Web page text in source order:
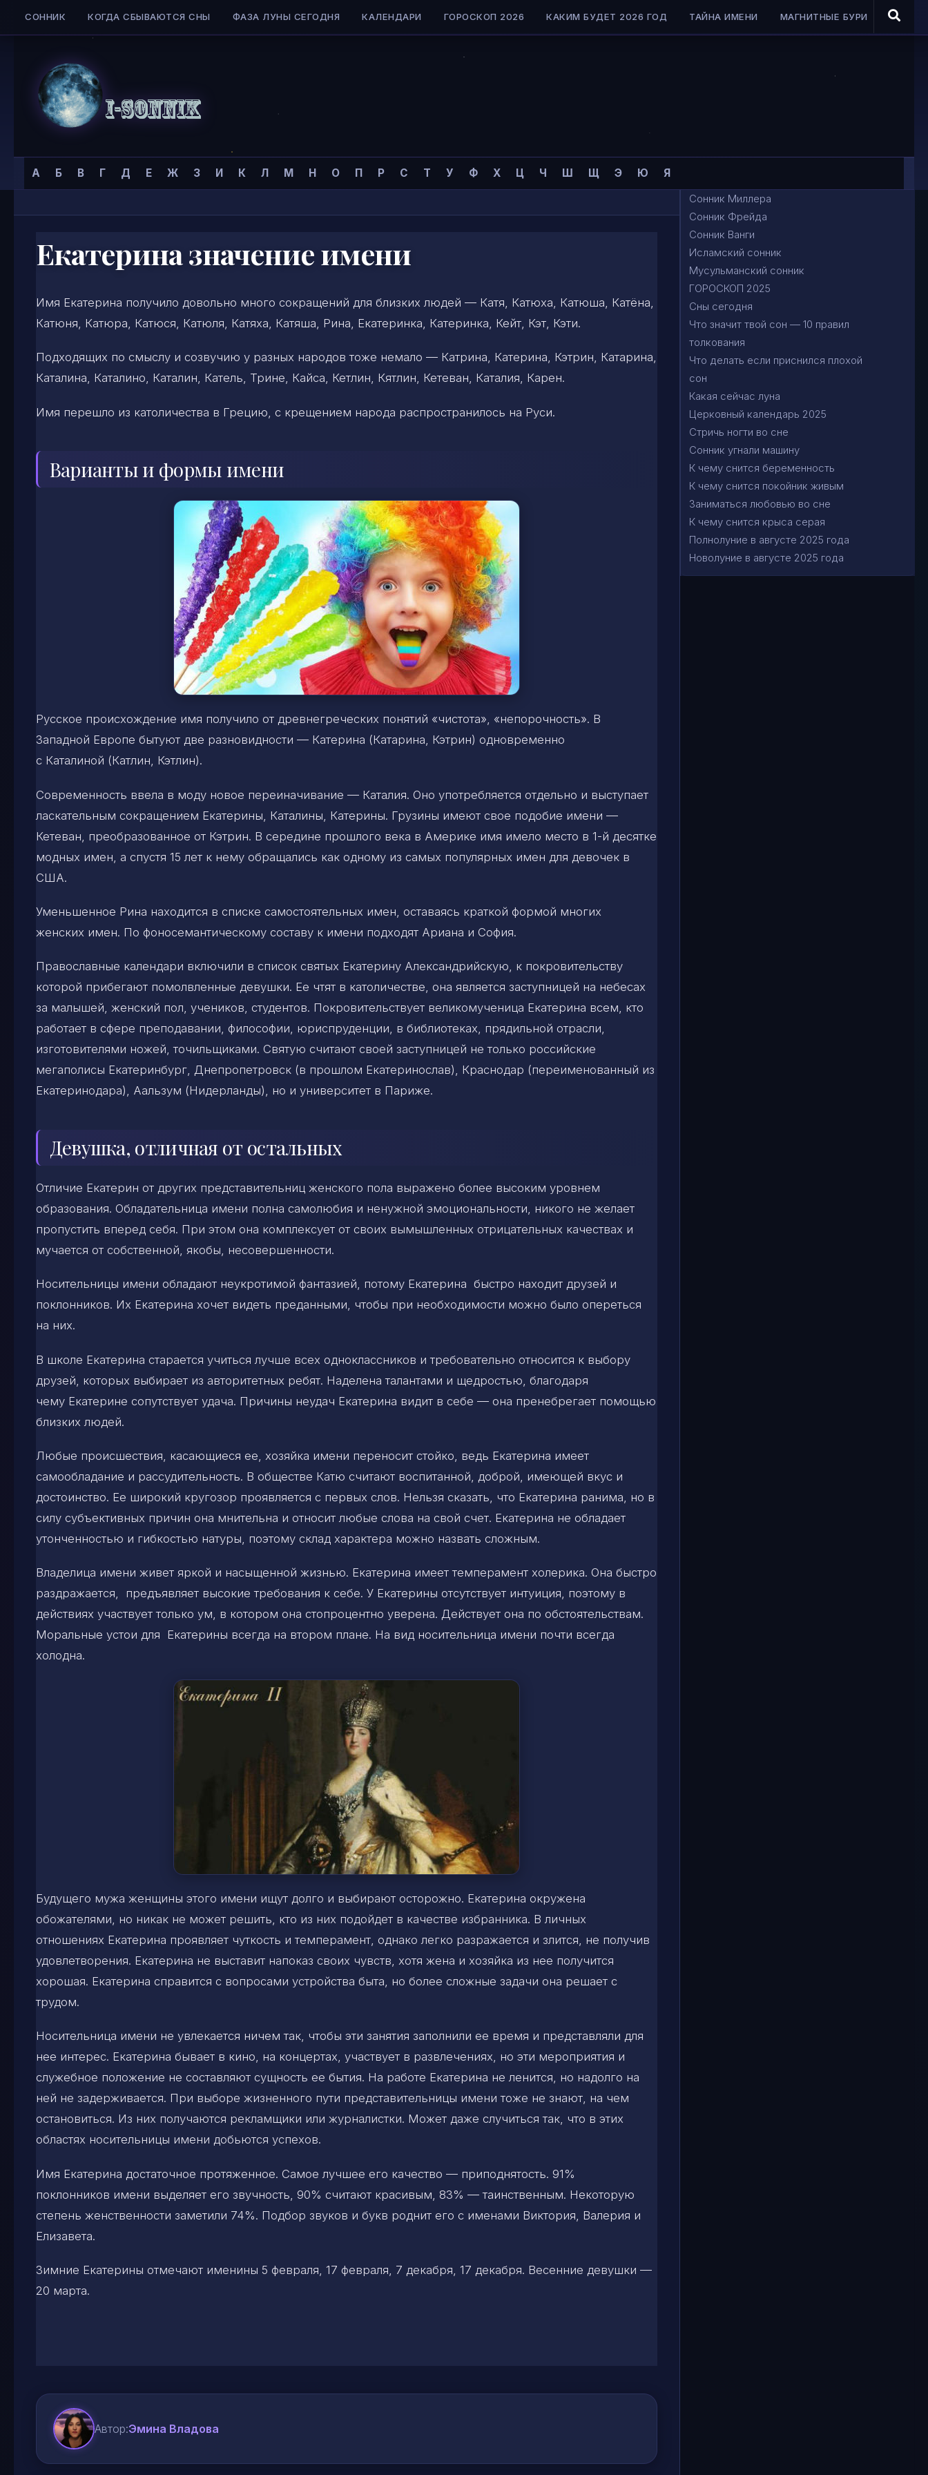
Skip to content
СОННИК КОГДА СБЫВАЮТСЯ СНЫ ФАЗА ЛУНЫ СЕГОДНЯ КАЛЕНДАРИ ГОРОСКОП 2026 КАКИМ БУДЕТ 2026 ГОД ТАЙНА ИМЕНИ МАГНИТНЫЕ БУРИ
Сонник
I-
А Б В Г Д Е Ж З И К Л М Н О П Р С Т У Ф Х Ц Ч Ш Щ Э Ю Я
Главная страница »Тайна имени »Имена для женщин»
Екатерина значение имени
Имя Екатерина получило довольно много сокращений для близких людей — Катя, Катюха, Катюша, Катёна,
Катюня, Катюра, Катюся, Катюля, Катяха, Катяша, Рина, Екатеринка, Катеринка, Кейт, Кэт, Кэти.
Подходящих по смыслу и созвучию у разных народов тоже немало — Катрина, Катерина, Кэтрин, Катарина,
Каталина, Каталино, Каталин, Катель, Трине, Кайса, Кетлин, Кятлин, Кетеван, Каталия, Карен.
Имя перешло из католичества в Грецию, с крещением народа распространилось на Руси.
Варианты и формы имени
Русское происхождение имя получило от древнегреческих понятий «чистота», «непорочность». В
Западной Европе бытуют две разновидности — Катерина (Катарина, Кэтрин) одновременно
с Каталиной (Катлин, Кэтлин).
Современность ввела в моду новое переиначивание — Каталия. Оно употребляется отдельно и выступает
ласкательным сокращением Екатерины, Каталины, Катерины. Грузины имеют свое подобие имени —
Кетеван, преобразованное от Кэтрин. В середине прошлого века в Америке имя имело место в 1-й десятке
модных имен, а спустя 15 лет к нему обращались как одному из самых популярных имен для девочек в
США.
Уменьшенное Рина находится в списке самостоятельных имен, оставаясь краткой формой многих
женских имен. По фоносемантическому составу к имени подходят Ариана и София.
Православные календари включили в список святых Екатерину Александрийскую, к покровительству
которой прибегают помолвленные девушки. Ее чтят в католичестве, она является заступницей на небесах
за малышей, женский пол, учеников, студентов. Покровительствует великомученица Екатерина всем, кто
работает в сфере преподавании, философии, юриспруденции, в библиотеках, прядильной отрасли,
изготовителями ножей, точильщиками. Святую считают своей заступницей не только российские
мегаполисы Екатеринбург, Днепропетровск (в прошлом Екатеринослав), Краснодар (переименованный из
Екатеринодара), Аальзум (Нидерланды), но и университет в Париже.
Девушка, отличная от остальных
Отличие Екатерин от других представительниц женского пола выражено более высоким уровнем
образования. Обладательница имени полна самолюбия и ненужной эмоциональности, никого не желает
пропустить вперед себя. При этом она комплексует от своих вымышленных отрицательных качествах и
мучается от собственной, якобы, несовершенности.
Носительницы имени обладают неукротимой фантазией, потому Екатерина быстро находит друзей и
поклонников. Их Екатерина хочет видеть преданными, чтобы при необходимости можно было опереться
на них.
В школе Екатерина старается учиться лучше всех одноклассников и требовательно относится к выбору
друзей, которых выбирает из авторитетных ребят. Наделена талантами и щедростью, благодаря
чему Екатерине сопутствует удача. Причины неудач Екатерина видит в себе — она пренебрегает помощью
близких людей.
Любые происшествия, касающиеся ее, хозяйка имени переносит стойко, ведь Екатерина имеет
самообладание и рассудительность. В обществе Катю считают воспитанной, доброй, имеющей вкус и
достоинство. Ее широкий кругозор проявляется с первых слов. Нельзя сказать, что Екатерина ранима, но в
силу субъективных причин она мнительна и относит любые слова на свой счет. Екатерина не обладает
утонченностью и гибкостью натуры, поэтому склад характера можно назвать сложным.
Владелица имени живет яркой и насыщенной жизнью. Екатерина имеет темперамент холерика. Она быстро
раздражается, предъявляет высокие требования к себе. У Екатерины отсутствует интуиция, поэтому в
действиях участвует только ум, в котором она стопроцентно уверена. Действует она по обстоятельствам.
Моральные устои для Екатерины всегда на втором плане. На вид носительница имени почти всегда
холодна.
Будущего мужа женщины этого имени ищут долго и выбирают осторожно. Екатерина окружена
обожателями, но никак не может решить, кто из них подойдет в качестве избранника. В личных
отношениях Екатерина проявляет чуткость и темперамент, однако легко разражается и злится, не получив
удовлетворения. Екатерина не выставит напоказ своих чувств, хотя жена и хозяйка из нее получится
хорошая. Екатерина справится с вопросами устройства быта, но более сложные задачи она решает с
трудом.
Носительница имени не увлекается ничем так, чтобы эти занятия заполнили ее время и представляли для
нее интерес. Екатерина бывает в кино, на концертах, участвует в развлечениях, но эти мероприятия и
служебное положение не составляют сущность ее бытия. На работе Екатерина не ленится, но надолго на
ней не задерживается. При выборе жизненного пути представительницы имени тоже не знают, на чем
остановиться. Из них получаются рекламщики или журналистки. Может даже случиться так, что в этих
областях носительницы имени добьются успехов.
Имя Екатерина достаточное протяженное. Самое лучшее его качество — приподнятость. 91%
поклонников имени выделяет его звучность, 90% считают красивым, 83% — таинственным. Некоторую
степень женственности заметили 74%. Подбор звуков и букв роднит его с именами Виктория, Валерия и
Елизавета.
Зимние Екатерины отмечают именины 5 февраля, 17 февраля, 7 декабря, 17 декабря. Весенние девушки —
20 марта.
Автор:Эмина Владова
Сонник Миллера
Сонник Фрейда
Сонник Ванги
Исламский сонник
Мусульманский сонник
ГОРОСКОП 2025
Сны сегодня
Что значит твой сон — 10 правил
толкования
Что делать если приснился плохой
сон
Какая сейчас луна
Церковный календарь 2025
Стричь ногти во сне
Сонник угнали машину
К чему снится беременность
К чему снится покойник живым
Заниматься любовью во сне
К чему снится крыса серая
Полнолуние в августе 2025 года
Новолуние в августе 2025 года